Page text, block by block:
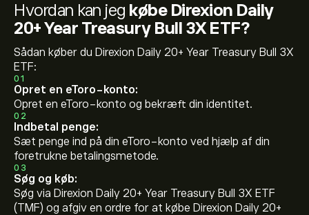
Hvordan kan jeg købe Direxion Daily
20+ Year Treasury Bull 3X ETF?
Sådan køber du Direxion Daily 20+ Year Treasury Bull 3X
ETF:
01
Opret en eToro-konto:
Opret en eToro-konto og bekræft din identitet.
02
Indbetal penge:
Sæt penge ind på din eToro-konto ved hjælp af din
foretrukne betalingsmetode.
03
Søg og køb:
Søg via Direxion Daily 20+ Year Treasury Bull 3X ETF
(TMF) og afgiv en ordre for at købe Direxion Daily 20+